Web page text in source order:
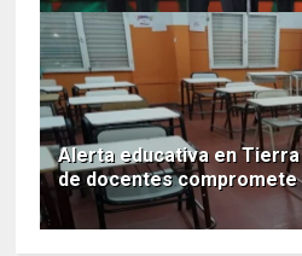
Alerta educativa en
de docentes